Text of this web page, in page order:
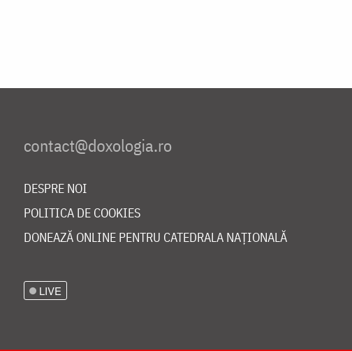
DESPRE NOI
POLITICA DE COOKIES
DONEAZĂ ONLINE PENTRU CATEDRALA NAȚIONALĂ
LIVE